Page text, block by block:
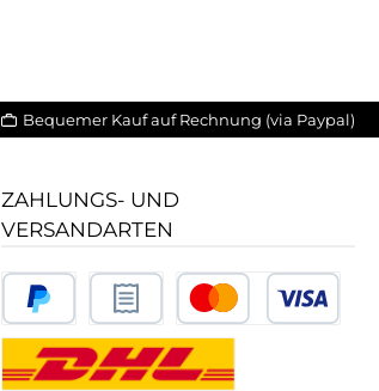
Bequemer Kauf auf Rechnung (via Paypal)
ZAHLUNGS- UND
VERSANDARTEN